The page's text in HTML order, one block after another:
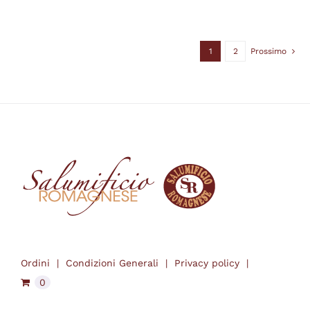
€11.60
1 2 Prossimo
Ordini Condizioni Generali
Privacy policy
0